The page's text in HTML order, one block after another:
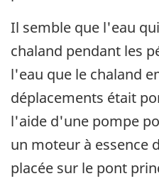
Il semble que l'eau
chaland pendant les
l'eau que le chaland
déplacements était
l'aide d'une pompe
un moteur à essence
placée sur le pont